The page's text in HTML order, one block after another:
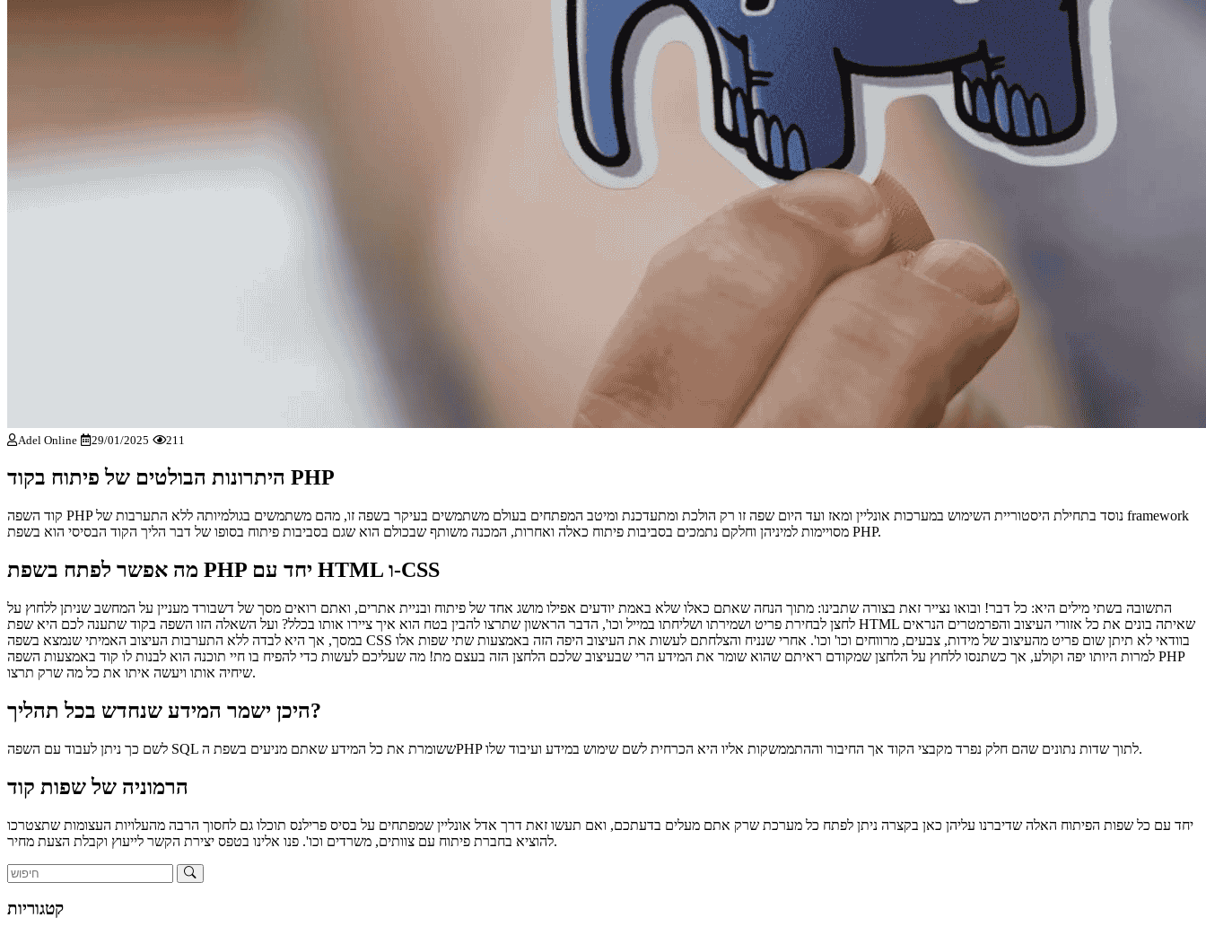
Adel Online 29/01/2025 211
היתרונות הבולטים של פיתוח בקוד PHP
קוד השפה PHP נוסד בתחילת היסטוריית השימוש במערכות אונליין ומאז ועד היום שפה זו רק הולכת ומתעדכנת ומיטב המפתחים בעולם משתמשים בעיקר בשפה זו, מהם משתמשים בגולמיותה ללא התערבות של framework
מסויימות למיניהן וחלקם נתמכים בסביבות פיתוח כאלה ואחרות, המכנה משותף שבכולם הוא שגם בסביבות פיתוח בסופו של דבר הליך הקוד הבסיסי הוא בשפת PHP.
מה אפשר לפתח בשפת PHP יחד עם HTML ו-CSS
התשובה בשתי מילים היא: כל דבר! ובואו נצייר זאת בצורה שתבינו: מתוך הנחה שאתם כאלו שלא באמת יודעים אפילו מושג אחד של פיתוח ובניית אתרים, ואתם רואים מסך של דשבורד מעניין על המחשב שניתן ללחוץ על
לחצן לבחירת פריט ושמירתו ושליחתו במייל וכו', הדבר הראשון שתרצו להבין בטח הוא איך ציירו אותו בכלל? ועל השאלה הזו השפה בקוד שתענה לכם היא שפת HTML שאיתה בונים את כל אזורי העיצוב והפרמטרים הנראים
במסך, אך היא לבדה ללא התערבות העיצוב האמיתי שנמצא בשפה CSS בוודאי לא תיתן שום פריט מהעיצוב של מידות, צבעים, מרווחים וכו' וכו'. אחרי שנניח והצלחתם לעשות את העיצוב היפה הזה באמצעות שתי שפות אלו
למרות היותו יפה וקולע, אך כשתנסו ללחוץ על הלחצן שמקודם ראיתם שהוא שומר את המידע הרי שבעיצוב שלכם הלחצן הזה בעצם מת! מה שעליכם לעשות כדי להפיח בו חיי תוכנה הוא לבנות לו קוד באמצעות השפה PHP
שיחיה אותו ויעשה איתו את כל מה שרק תרצו.
היכן ישמר המידע שנחדש בכל תהליך?
לשם כך ניתן לעבוד עם השפה SQL ששומרת את כל המידע שאתם מניעים בשפת הPHP לתוך שדות נתונים שהם חלק נפרד מקבצי הקוד אך החיבור וההתממשקות אליו היא הכרחית לשם שימוש במידע ועיבוד שלו.
הרמוניה של שפות קוד
יחד עם כל שפות הפיתוח האלה שדיברנו עליהן כאן בקצרה ניתן לפתח כל מערכת שרק אתם מעלים בדעתכם, ואם תעשו זאת דרך אדל אונליין שמפתחים על בסיס פרילנס תוכלו גם לחסוך הרבה מהעלויות העצומות שתצטרכו
להוציא בחברת פיתוח עם צוותים, משרדים וכו'. פנו אלינו בטפס יצירת הקשר לייעוץ וקבלת הצעת מחיר.
קטגוריות